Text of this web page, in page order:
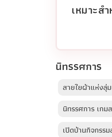
เหมาะส
นิทรรศการ
สายใยผ้าแห่งลุ่
นิทรรศการ เกม
เปิดบ้านกิจกรร